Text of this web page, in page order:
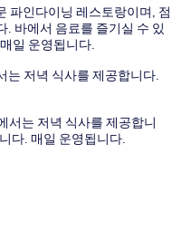
파인다이닝 레스토랑이며, 점
. 바에서 음료를 즐기실 수 있
일 운영됩니다.
는 저녁 식사를 제공합니다.
서는 저녁 식사를 제공합니
다. 매일 운영됩니다.